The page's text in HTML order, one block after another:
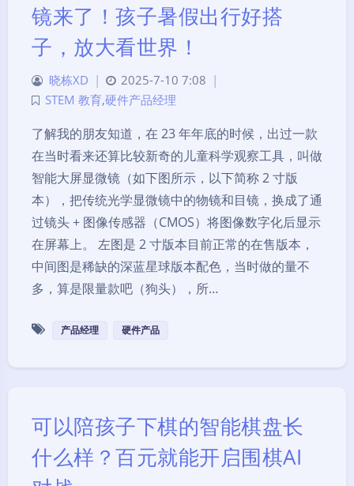
镜来了！孩子暑假出行好搭
子，放大看世界！
晓栋XD | 2025-7-10 7:08 |
STEM 教育,硬件产品经理
了解我的朋友知道，在 23 年年底的时候，出过一款
在当时看来还算比较新奇的儿童科学观察工具，叫做
智能大屏显微镜（如下图所示，以下简称 2 寸版
本），把传统光学显微镜中的物镜和目镜，换成了通
过镜头 + 图像传感器（CMOS）将图像数字化后显示
在屏幕上。 左图是 2 寸版本目前正常的在售版本，
中间图是稀缺的深蓝星球版本配色，当时做的量不
多，算是限量款吧（狗头），所…
产品经理 硬件产品
可以陪孩子下棋的智能棋盘长
什么样？百元就能开启围棋AI